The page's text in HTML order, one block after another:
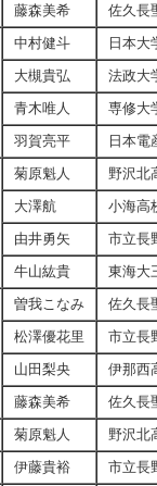
藤森美希 佐久長
中村健斗
日本大
大槻貴弘
法政大
青木唯人
専修大
羽賀亮平
日本電
菊原魁人
野沢北
大澤航
小海高
由井勇矢
市立長
牛山紘貴
東海大
曽我こなみ
佐久長
松澤優花里
市立長
山田梨央
伊那西
藤森美希
佐久長
菊原魁人
野沢北
伊藤貴裕
市立長